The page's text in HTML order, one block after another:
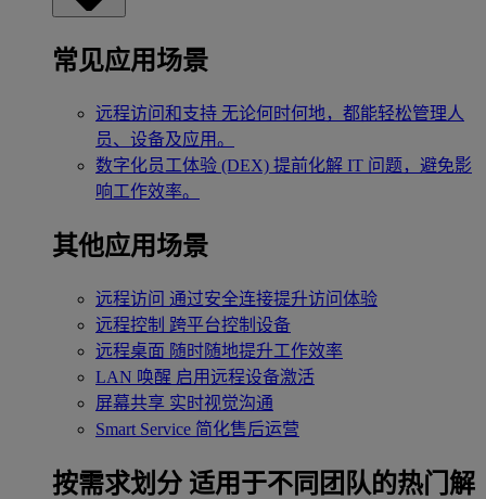
常见应用场景
远程访问和支持 无论何时何地，都能轻松管理人
员、设备及应用。
数字化员工体验 (DEX) 提前化解 IT 问题，避免影
响工作效率。
其他应用场景
远程访问 通过安全连接提升访问体验
远程控制 跨平台控制设备
远程桌面 随时随地提升工作效率
LAN 唤醒 启用远程设备激活
屏幕共享 实时视觉沟通
Smart Service 简化售后运营
按需求划分 适用于不同团队的热门解